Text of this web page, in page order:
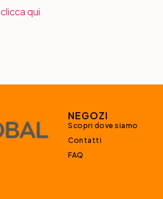
clicca qui
NEGOZI
Scopri dove siamo
Contatti
FAQ